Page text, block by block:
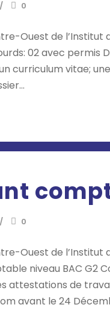
0
Ouest de l’Institut
02 avec permis
curriculum vitae;
0
Ouest de l’Institut
niveau BAC G2
attestations de
avant le 24